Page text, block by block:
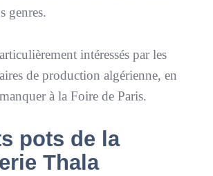
genres.
intéressés par les
de production algérienne, en
à la Foire de Paris.
pots de la
Thala